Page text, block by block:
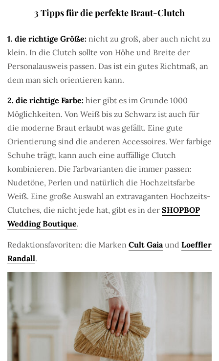
3 Tipps für die perfekte Braut-Clutch
1. die richtige Größe: nicht zu groß, aber auch nicht zu
klein. In die Clutch sollte von Höhe und Breite der
Personalausweis passen. Das ist ein gutes Richtmaß, an
dem man sich orientieren kann.
2. die richtige Farbe: hier gibt es im Grunde 1000
Möglichkeiten. Von Weiß bis zu Schwarz ist auch für
die moderne Braut erlaubt was gefällt. Eine gute
Orientierung sind die anderen Accessoires. Wer farbige
Schuhe trägt, kann auch eine auffällige Clutch
kombinieren. Die Farbvarianten die immer passen:
Nudetöne, Perlen und natürlich die Hochzeitsfarbe
Weiß. Eine große Auswahl an extravaganten Hochzeits-
Clutches, die nicht jede hat, gibt es in der SHOPBOP
Wedding Boutique.
Redaktionsfavoriten: die Marken Cult Gaia und Loeffler
Randall.